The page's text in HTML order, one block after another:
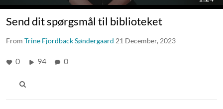
Send dit spørgsmål til biblioteket
From Trine Fjordback Søndergaard 21 December, 2023
0 94 0